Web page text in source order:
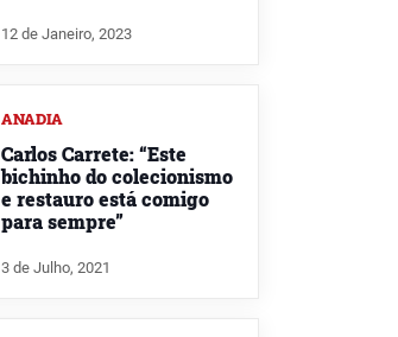
12 de Janeiro, 2023
ANADIA
Carlos Carrete: “Este
bichinho do colecionismo
e restauro está comigo
para sempre”
3 de Julho, 2021